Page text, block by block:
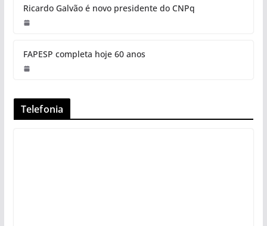
Ricardo Galvão é novo presidente do CNPq
FAPESP completa hoje 60 anos
Telefonia